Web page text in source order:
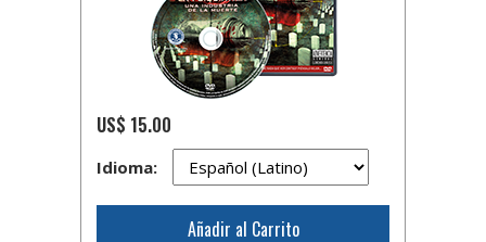
US$ 15.00
Idioma:
Añadir al Carrito